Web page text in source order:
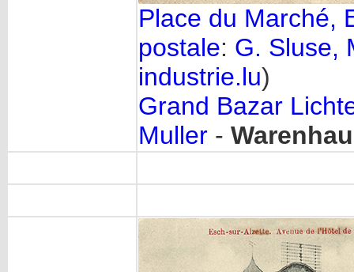
Place du Marché,
postale: G. Sluse,
industrie.lu)
Grand Bazar
Muller -